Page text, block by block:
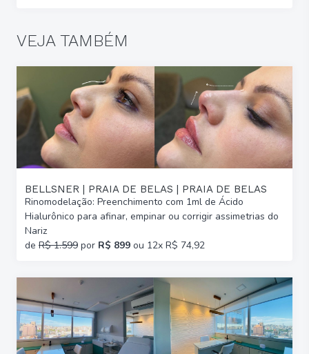
VEJA TAMBÉM
BELLSNER | PRAIA DE BELAS | PRAIA DE BELAS
Rinomodelação: Preenchimento com 1ml de Ácido
Hialurônico para afinar, empinar ou corrigir assimetrias do
Nariz
de R$ 1.599 por R$ 899 ou 12x R$ 74,92